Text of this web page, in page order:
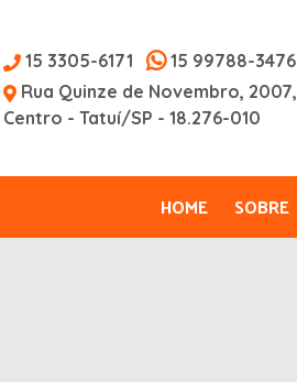
15 3305-6171
15 99788-3476
Rua Quinze de Novembro, 2007,
Centro - Tatuí/SP - 18.276-010
HOME SOBRE